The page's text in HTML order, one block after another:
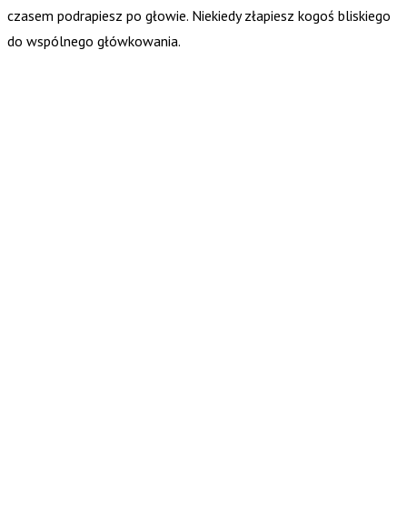
czasem podrapiesz po głowie. Niekiedy złapiesz kogoś bliskiego
do wspólnego główkowania.